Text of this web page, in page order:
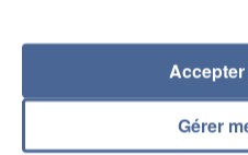
Gérer